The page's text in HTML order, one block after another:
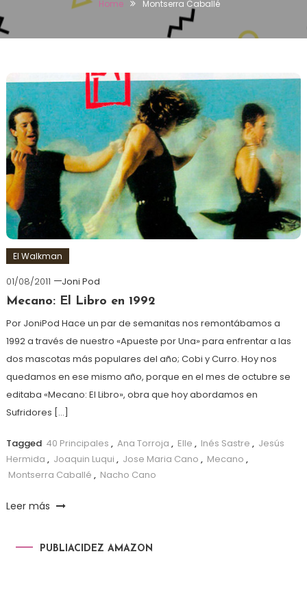
Home Montserra Caballé
El Walkman
01/08/2011
Joni Pod
Mecano: El Libro en 1992
Por JoniPod Hace un par de semanitas nos remontábamos a
1992 a través de nuestro «Apueste por Una» para enfrentar a las
dos mascotas más populares del año; Cobi y Curro. Hoy nos
quedamos en ese mismo año, porque en el mes de octubre se
editaba «Mecano: El Libro», obra que hoy abordamos en
Sufridores […]
Tagged 40 Principales , Ana Torroja , Elle , Inés Sastre , Jesús
Hermida , Joaquin Luqui , Jose Maria Cano , Mecano ,
Montserra Caballé , Nacho Cano
Leer más
PUBLIACIDEZ AMAZON